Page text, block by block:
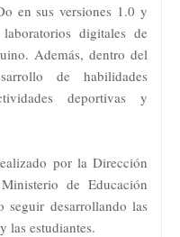
en sus versiones 1.0 y
digitales de
Además, dentro del
de habilidades
deportivas y
por la Dirección
de Educación
desarrollando las
las estudiantes.